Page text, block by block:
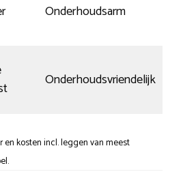
Onderhoudsarm
Onderhoudsvriendelijk
en kosten incl. leggen van meest